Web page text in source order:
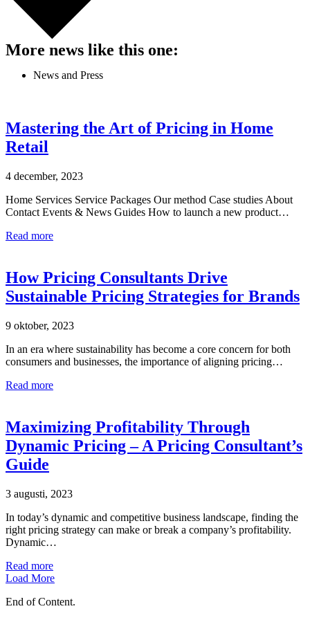
More news like this one:
News and Press
Mastering the Art of Pricing in Home
Retail
4 december, 2023
Home Services Service Packages Our method Case studies About
Contact Events & News Guides How to launch a new product…
Read more
How Pricing Consultants Drive
Sustainable Pricing Strategies for Brands
9 oktober, 2023
In an era where sustainability has become a core concern for both
consumers and businesses, the importance of aligning pricing…
Read more
Maximizing Profitability Through
Dynamic Pricing – A Pricing Consultant’s
Guide
3 augusti, 2023
In today’s dynamic and competitive business landscape, finding the
right pricing strategy can make or break a company’s profitability.
Dynamic…
Read more
Load More
End of Content.